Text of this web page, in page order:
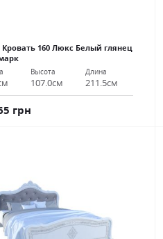
Кровать 160 Люкс Белый глянец
Высота
107.0см
Длина
211.5см
грн